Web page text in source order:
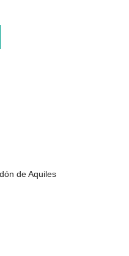
de Aquiles